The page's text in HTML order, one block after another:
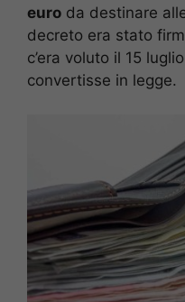
euro da destinare
decreto era stato
c’era voluto il 15
convertisse in legge.